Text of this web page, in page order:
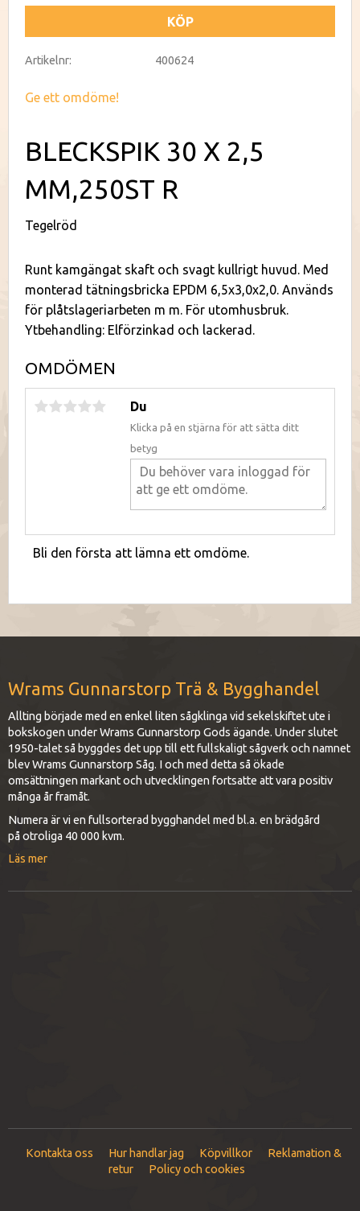
KÖP
Artikelnr 400624
Ge ett omdöme!
BLECKSPIK 30 X 2,5
MM,250ST R
Tegelröd
Runt kamgängat skaft och svagt kullrigt huvud. Med
monterad tätningsbricka EPDM 6,5x3,0x2,0. Används
för plåtslageriarbeten m m. För utomhusbruk.
Ytbehandling: Elförzinkad och lackerad.
OMDÖMEN
Du
Klicka på en stjärna för att sätta ditt
betyg
Bli den första att lämna ett omdöme.
Wrams Gunnarstorp Trä & Bygghandel
Allting började med en enkel liten sågklinga vid sekelskiftet ute i
bokskogen under Wrams Gunnarstorp Gods ägande. Under slutet
1950-talet så byggdes det upp till ett fullskaligt sågverk och namnet
blev Wrams Gunnarstorp Såg. I och med detta så ökade
omsättningen markant och utvecklingen fortsatte att vara positiv
många år framåt.
Numera är vi en fullsorterad bygghandel med bl.a. en brädgård
på otroliga 40 000 kvm.
Läs mer
Kontakta oss Hur handlar jag Köpvillkor
Reklamation &
retur
Policy och cookies